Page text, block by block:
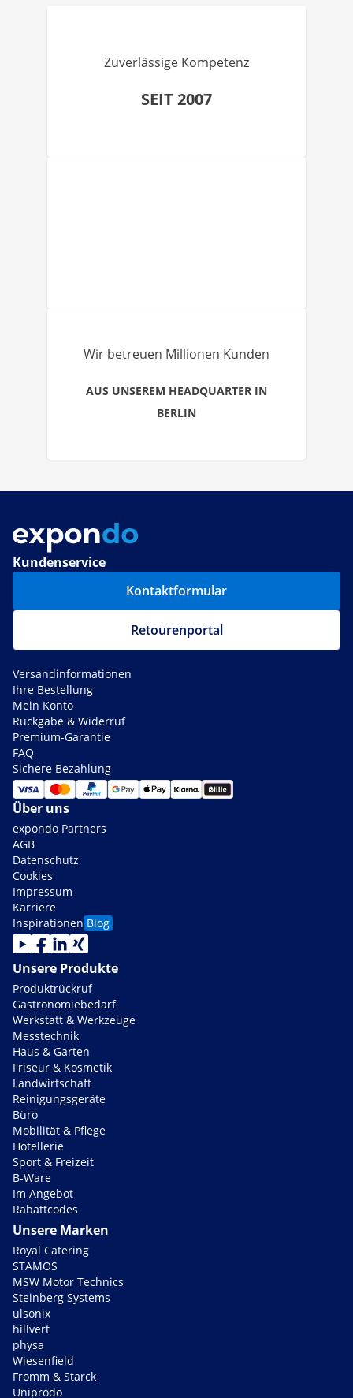
Zuverlässige Kompetenz
SEIT 2007
Wir betreuen Millionen Kunden
AUS UNSEREM HEADQUARTER IN
BERLIN
Kundenservice
Kontaktformular
Retourenportal
Versandinformationen
Ihre Bestellung
Mein Konto
Rückgabe & Widerruf
Premium-Garantie
FAQ
Sichere Bezahlung
Über uns
expondo Partners
AGB
Datenschutz
Cookies
Impressum
Karriere
Inspirationen Blog
Unsere Produkte
Produktrückruf
Gastronomiebedarf
Werkstatt & Werkzeuge
Messtechnik
Haus & Garten
Friseur & Kosmetik
Landwirtschaft
Reinigungsgeräte
Büro
Mobilität & Pflege
Hotellerie
Sport & Freizeit
B-Ware
Im Angebot
Rabattcodes
Unsere Marken
Royal Catering
STAMOS
MSW Motor Technics
Steinberg Systems
ulsonix
hillvert
physa
Wiesenfield
Fromm & Starck
Uniprodo